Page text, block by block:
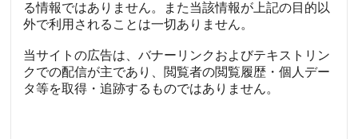
る情報ではありません。また当該情報が上記の目的以
外で利用されることは一切ありません。
当サイトの広告は、バナーリンクおよびテキストリン
クでの配信が主であり、閲覧者の閲覧履歴・個人デー
タ等を取得・追跡するものではありません。